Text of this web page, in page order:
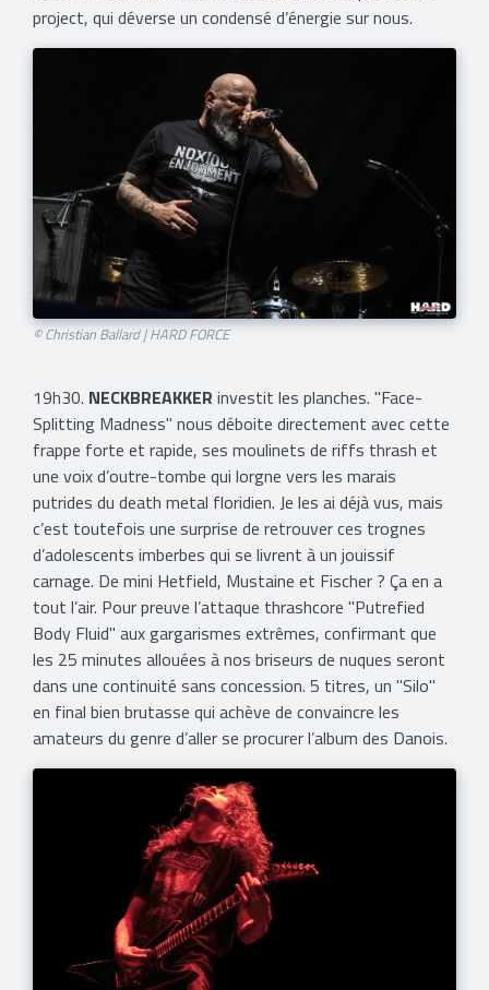
project, qui déverse un condensé d’énergie sur nous.
© Christian Ballard | HARD FORCE
19h30. NECKBREAKKER investit les planches. "Face-
Splitting Madness" nous déboite directement avec cette
frappe forte et rapide, ses moulinets de riffs thrash et
une voix d’outre-tombe qui lorgne vers les marais
putrides du death metal floridien. Je les ai déjà vus, mais
c’est toutefois une surprise de retrouver ces trognes
d’adolescents imberbes qui se livrent à un jouissif
carnage. De mini Hetfield, Mustaine et Fischer ? Ça en a
tout l’air. Pour preuve l’attaque thrashcore "Putrefied
Body Fluid" aux gargarismes extrêmes, confirmant que
les 25 minutes allouées à nos briseurs de nuques seront
dans une continuité sans concession. 5 titres, un "Silo"
en final bien brutasse qui achève de convaincre les
amateurs du genre d’aller se procurer l’album des Danois.